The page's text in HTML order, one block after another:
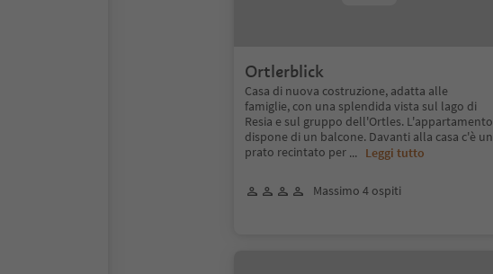
Ortlerblick
Casa di nuova costruzione, adatta alle
famiglie, con una splendida vista sul lago di
Resia e sul gruppo dell'Ortles. L'appartamento
dispone di un balcone. Davanti alla casa c'è un
prato recintato per ... Leggi tutto
Massimo 4 ospiti